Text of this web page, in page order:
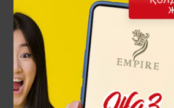
жануарлардың пластикасында
жасампаз мақсаткерлік сезінеді. ...
мәңгілік өнер дейді. Таңғажайып
ұсынылған ежелгі шеберлердің "аң
үлгілері кез келген интерьердің